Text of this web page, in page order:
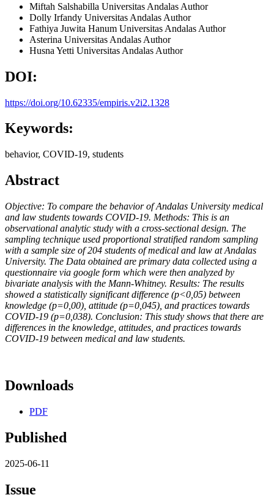
Miftah Salshabilla Universitas Andalas Author
Dolly Irfandy Universitas Andalas Author
Fathiya Juwita Hanum Universitas Andalas Author
Asterina Universitas Andalas Author
Husna Yetti Universitas Andalas Author
DOI:
https://doi.org/10.62335/empiris.v2i2.1328
Keywords:
behavior, COVID-19, students
Abstract
Objective: To compare the behavior of Andalas University medical
and law students towards COVID-19. Methods: This is an
observational analytic study with a cross-sectional design. The
sampling technique used proportional stratified random sampling
with a sample size of 204 students of medical and law at Andalas
University. The Data obtained are primary data collected using a
questionnaire via google form which were then analyzed by
bivariate analysis with the Mann-Whitney. Results: The results
showed a statistically significant difference (p<0,05) between
knowledge (p=0,00), attitude (p=0,045), and practices towards
COVID-19 (p=0,038). Conclusion: This study shows that there are
differences in the knowledge, attitudes, and practices towards
COVID-19 between medical and law students.
Downloads
PDF
Published
2025-06-11
Issue